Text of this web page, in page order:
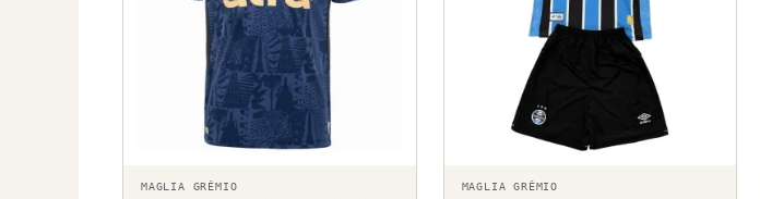
MAGLIA GRÊMIO MAGLIA GRÊMIO